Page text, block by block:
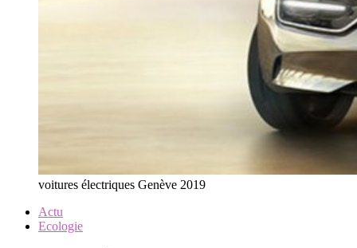
voitures électriques Genève 2019
Actu
Ecologie